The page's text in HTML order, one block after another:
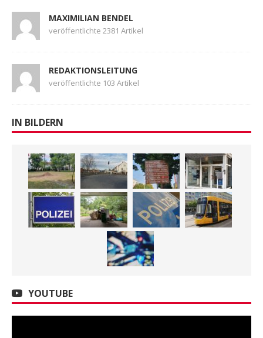
MAXIMILIAN BENDEL
veröffentlichte 2381 Artikel
REDAKTIONSLEITUNG
veröffentlichte 103 Artikel
IN BILDERN
YOUTUBE